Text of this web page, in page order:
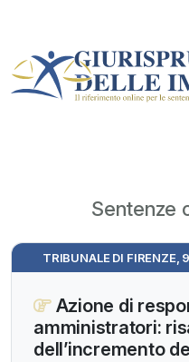
Sentenze
TRIBUNALE DI
Azione di
amministratori:
dell’incremento